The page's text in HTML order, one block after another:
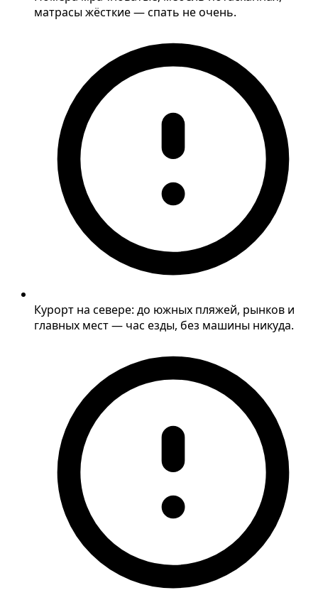
матрасы жёсткие — спать не очень.
Курорт на севере: до южных пляжей, рынков и
главных мест — час езды, без машины никуда.